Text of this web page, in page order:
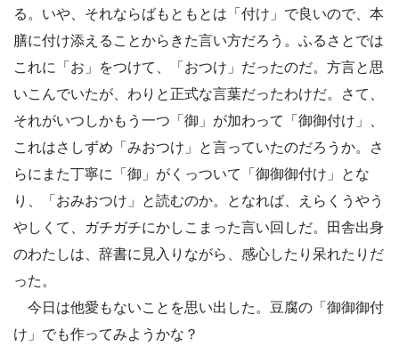
る。いや、それならばもともとは「付け」で良いので、本
膳に付け添えることからきた言い方だろう。ふるさとでは
これに「お」をつけて、「おつけ」だったのだ。方言と思
いこんでいたが、わりと正式な言葉だったわけだ。さて、
それがいつしかもう一つ「御」が加わって「御御付け」、
これはさしずめ「みおつけ」と言っていたのだろうか。さ
らにまた丁寧に「御」がくっついて「御御御付け」とな
り、「おみおつけ」と読むのか。となれば、えらくうやう
やしくて、ガチガチにかしこまった言い回しだ。田舎出身
のわたしは、辞書に見入りながら、感心したり呆れたりだ
った。
今日は他愛もないことを思い出した。豆腐の「御御御付
け」でも作ってみようかな？